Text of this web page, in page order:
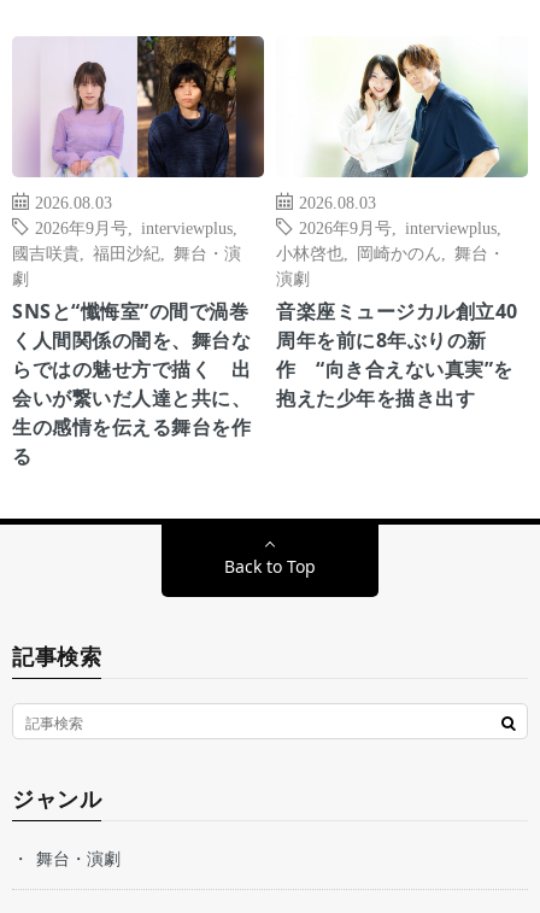
2026.08.03
2026年9月号
interviewplus
國吉咲貴
福田沙紀
舞台・演
劇
SNSと“懺悔室”の間で渦巻
く人間関係の闇を、舞台な
らではの魅せ方で描く 出
会いが繋いだ人達と共に、
生の感情を伝える舞台を作
る
2026.08.03
2026年9月号
interviewplus
小林啓也
岡崎かのん
舞台・
演劇
音楽座ミュージカル創立40
周年を前に8年ぶりの新
作 “向き合えない真実”を
抱えた少年を描き出す
Back to Top
記事検索
ジャンル
舞台・演劇